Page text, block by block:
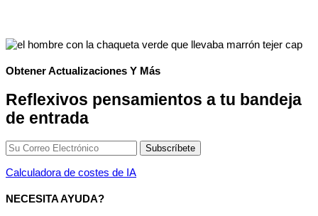
Obtener Actualizaciones Y Más
Reflexivos pensamientos a tu bandeja
de entrada
Calculadora de costes de IA
NECESITA AYUDA?